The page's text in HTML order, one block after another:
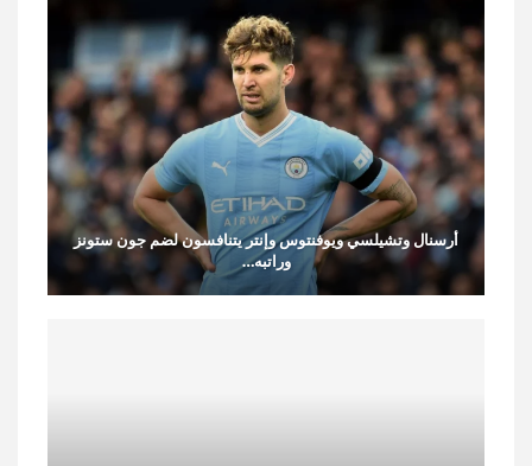
أرسنال وتشيلسي ويوفنتوس وإنتر يتنافسون لضم جون ستونز
وراتبه…